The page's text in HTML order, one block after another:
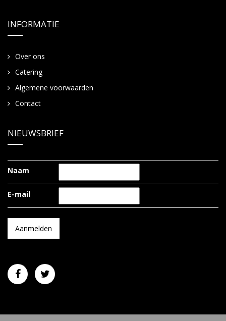
INFORMATIE
Over ons
Catering
Algemene voorwaarden
Contact
NIEUWSBRIEF
Naam
E-mail